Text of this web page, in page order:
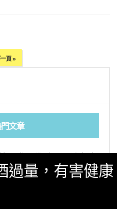
頁 »
文章
山區）
量，有害健康